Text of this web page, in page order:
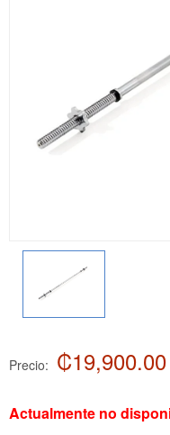
Precio: ₡19,900.00
Actualmente no